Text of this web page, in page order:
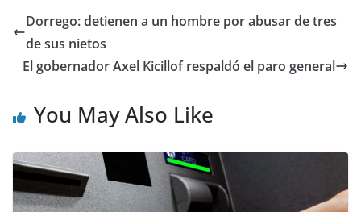
Dorrego: detienen a un hombre por abusar de tres
de sus nietos
El gobernador Axel Kicillof respaldó el paro general
You May Also Like